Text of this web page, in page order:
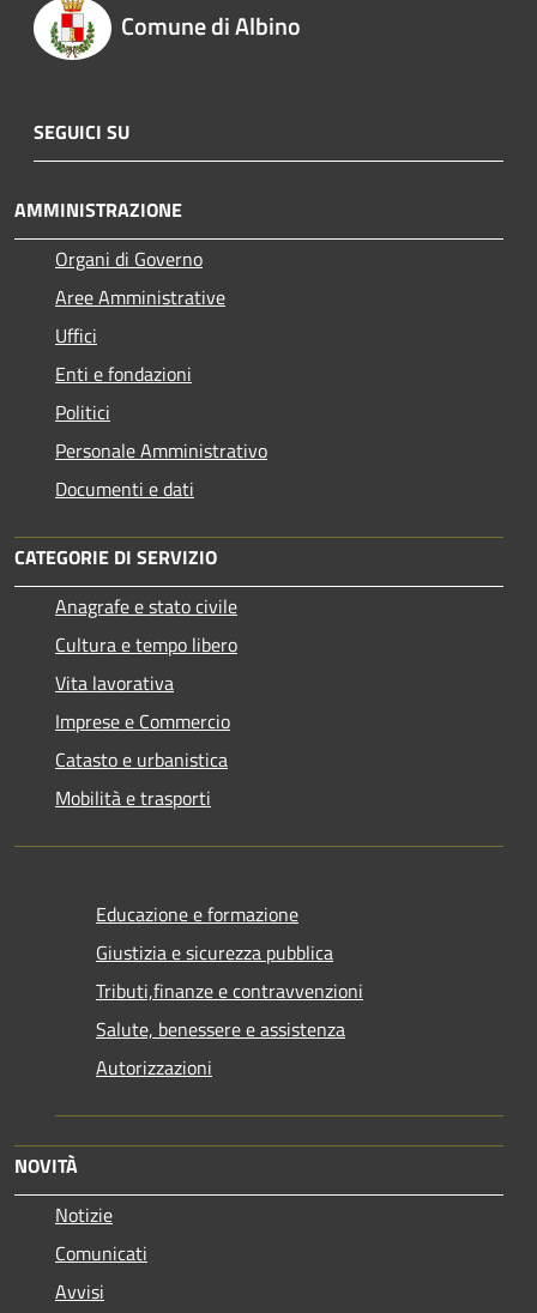
Comune di Albino
SEGUICI SU
AMMINISTRAZIONE
Organi di Governo
Aree Amministrative
Uffici
Enti e fondazioni
Politici
Personale Amministrativo
Documenti e dati
CATEGORIE DI SERVIZIO
Anagrafe e stato civile
Cultura e tempo libero
Vita lavorativa
Imprese e Commercio
Catasto e urbanistica
Mobilità e trasporti
Educazione e formazione
Giustizia e sicurezza pubblica
Tributi,finanze e contravvenzioni
Salute, benessere e assistenza
Autorizzazioni
NOVITÀ
Notizie
Comunicati
Avvisi